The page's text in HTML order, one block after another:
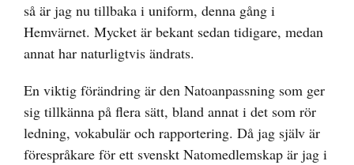
så är jag nu tillbaka i uniform, denna gång i
Hemvärnet. Mycket är bekant sedan tidigare, medan
annat har naturligtvis ändrats.
En viktig förändring är den Natoanpassning som ger
sig tillkänna på flera sätt, bland annat i det som rör
ledning, vokabulär och rapportering. Då jag själv är
förespråkare för ett svenskt Natomedlemskap är jag i